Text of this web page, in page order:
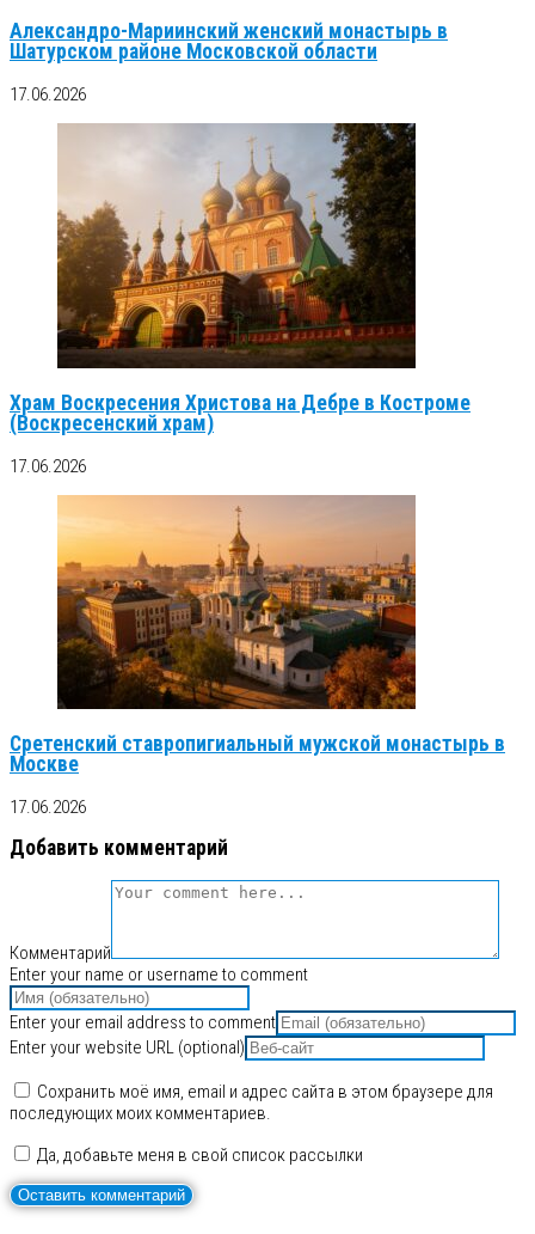
Александро-Мариинский женский монастырь в
Шатурском районе Московской области
17.06.2026
Храм Воскресения Христова на Дебре в Костроме
(Воскресенский храм)
17.06.2026
Сретенский ставропигиальный мужской монастырь в
Москве
17.06.2026
Добавить комментарий
Комментарий
Enter your name or username to comment
Enter your email address to comment
Enter your website URL (optional)
Сохранить моё имя, email и адрес сайта в этом браузере для
последующих моих комментариев.
Да, добавьте меня в свой список рассылки